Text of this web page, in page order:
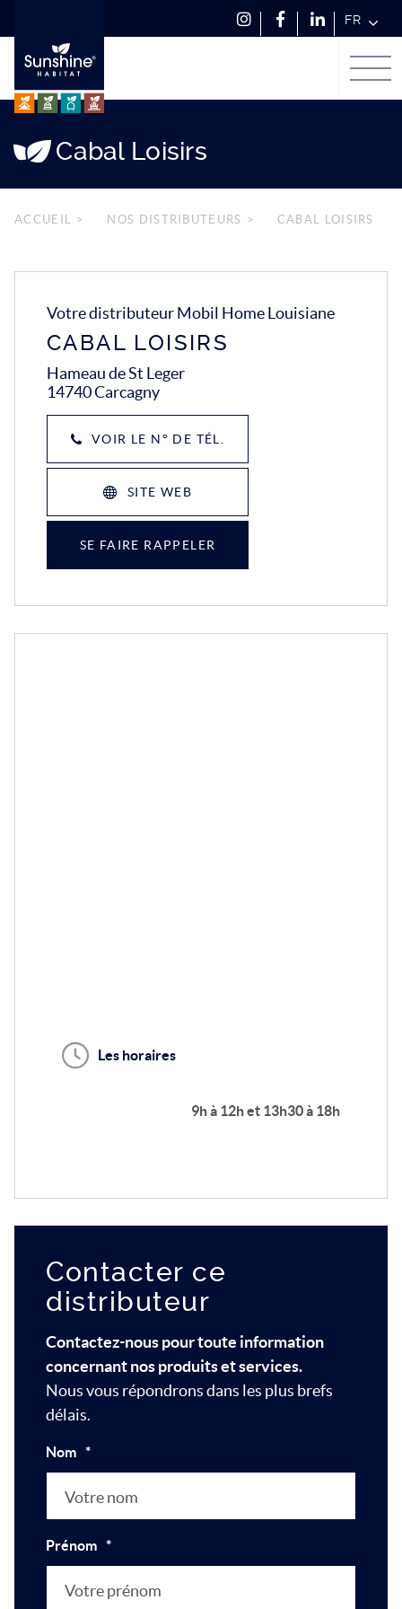
nous sur
LinkedIn
FR
Passer
au
Menu
principal
Cabal Loisirs
ACCUEIL > NOS DISTRIBUTEURS > CABAL LOISIRS
Votre distributeur Mobil Home Louisiane
CABAL LOISIRS
Hameau de St Leger
14740 Carcagny
VOIR LE N° DE TÉL.
SITE WEB
SE FAIRE RAPPELER
Les horaires
9h à 12h et 13h30 à 18h
Contacter ce
distributeur
Contactez-nous pour toute information
concernant nos produits et services.
Nous vous répondrons dans les plus brefs
délais.
Nom *
Prénom *